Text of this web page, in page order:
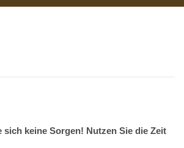
keine Sorgen! Nutzen Sie die Zeit